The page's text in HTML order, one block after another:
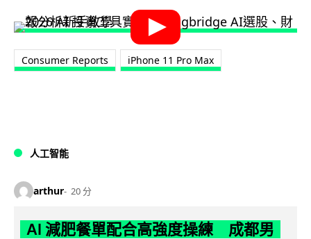
Consumer Reports iPhone 11 Pro Max
人工智能
arthur 20 分
AI 減肥餐單配合高強度操練 成都男